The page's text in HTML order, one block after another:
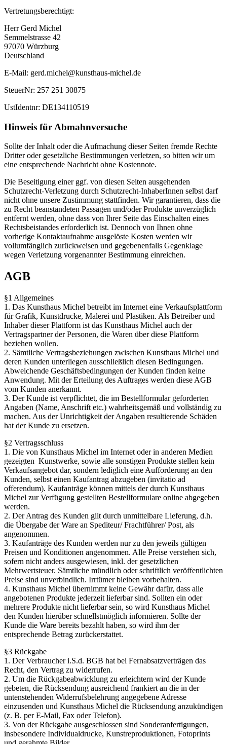
Vertretungsberechtigt:
Herr Gerd Michel
Semmelstrasse 42
97070 Würzburg
Deutschland
E-Mail: gerd.michel@kunsthaus-michel.de
SteuerNr: 257 251 30875
UstIdentnr: DE134110519
Hinweis für Abmahnversuche
Sollte der Inhalt oder die Aufmachung dieser Seiten fremde Rechte
Dritter oder gesetzliche Bestimmungen verletzen, so bitten wir um
eine entsprechende Nachricht ohne Kostennote.
Die Beseitigung einer ggf. von diesen Seiten ausgehenden
Schutzrecht-Verletzung durch Schutzrecht-InhaberInnen selbst darf
nicht ohne unsere Zustimmung stattfinden. Wir garantieren, dass die
zu Recht beanstandeten Passagen und/oder Produkte unverzüglich
entfernt werden, ohne dass von Ihrer Seite das Einschalten eines
Rechtsbeistandes erforderlich ist. Dennoch von Ihnen ohne
vorherige Kontaktaufnahme ausgelöste Kosten werden wir
vollumfänglich zurückweisen und gegebenenfalls Gegenklage
wegen Verletzung vorgenannter Bestimmung einreichen.
AGB
§1 Allgemeines
1. Das Kunsthaus Michel betreibt im Internet eine Verkaufsplattform
für Grafik, Kunstdrucke, Malerei und Plastiken. Als Betreiber und
Inhaber dieser Plattform ist das Kunsthaus Michel auch der
Vertragspartner der Personen, die Waren über diese Plattform
beziehen wollen.
2. Sämtliche Vertragsbeziehungen zwischen Kunsthaus Michel und
deren Kunden unterliegen ausschließlich diesen Bedingungen.
Abweichende Geschäftsbedingungen der Kunden finden keine
Anwendung. Mit der Erteilung des Auftrages werden diese AGB
vom Kunden anerkannt.
3. Der Kunde ist verpflichtet, die im Bestellformular geforderten
Angaben (Name, Anschrift etc.) wahrheitsgemäß und vollständig zu
machen. Aus der Unrichtigkeit der Angaben resultierende Schäden
hat der Kunde zu ersetzen.
§2 Vertragsschluss
1. Die von Kunsthaus Michel im Internet oder in anderen Medien
gezeigten Kunstwerke, sowie alle sonstigen Produkte stellen kein
Verkaufsangebot dar, sondern lediglich eine Aufforderung an den
Kunden, selbst einen Kaufantrag abzugeben (invitatio ad
offerendum). Kaufanträge können mittels der durch Kunsthaus
Michel zur Verfügung gestellten Bestellformulare online abgegeben
werden.
2. Der Antrag des Kunden gilt durch unmittelbare Lieferung, d.h.
die Übergabe der Ware an Spediteur/ Frachtführer/ Post, als
angenommen.
3. Kaufanträge des Kunden werden nur zu den jeweils gültigen
Preisen und Konditionen angenommen. Alle Preise verstehen sich,
sofern nicht anders ausgewiesen, inkl. der gesetzlichen
Mehrwertsteuer. Sämtliche mündlich oder schriftlich veröffentlichten
Preise sind unverbindlich. Irrtümer bleiben vorbehalten.
4. Kunsthaus Michel übernimmt keine Gewähr dafür, dass alle
angebotenen Produkte jederzeit lieferbar sind. Sollten ein oder
mehrere Produkte nicht lieferbar sein, so wird Kunsthaus Michel
den Kunden hierüber schnellstmöglich informieren. Sollte der
Kunde die Ware bereits bezahlt haben, so wird ihm der
entsprechende Betrag zurückerstattet.
§3 Rückgabe
1. Der Verbraucher i.S.d. BGB hat bei Fernabsatzverträgen das
Recht, den Vertrag zu widerrufen.
2. Um die Rückgabeabwicklung zu erleichtern wird der Kunde
gebeten, die Rücksendung ausreichend frankiert an die in der
untenstehenden Widerrufsbelehrung angegebene Adresse
einzusenden und Kunsthaus Michel die Rücksendung anzukündigen
(z. B. per E-Mail, Fax oder Telefon).
3. Von der Rückgabe ausgeschlossen sind Sonderanfertigungen,
insbesondere Individualdrucke, Kunstreproduktionen, Fotoprints